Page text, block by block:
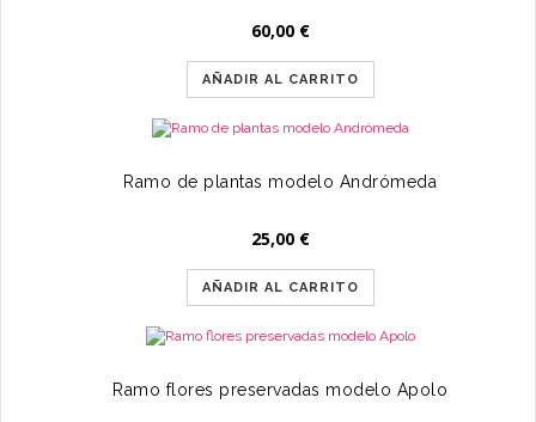
60,00 €
AÑADIR AL CARRITO
Ramo de plantas modelo Andrómeda
25,00 €
AÑADIR AL CARRITO
Ramo flores preservadas modelo Apolo